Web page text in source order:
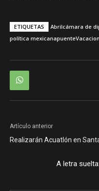
ETIQUETAS Abrilcámara de
política mexicanapuente
Artículo anterior
Realizarán Acuatlón en
A letra